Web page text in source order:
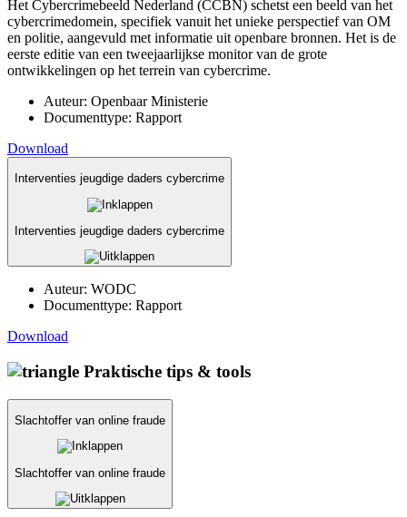
Het Cybercrimebeeld Nederland (CCBN) schetst een beeld van het
cybercrimedomein, specifiek vanuit het unieke perspectief van OM
en politie, aangevuld met informatie uit openbare bronnen. Het is de
eerste editie van een tweejaarlijkse monitor van de grote
ontwikkelingen op het terrein van cybercrime.
Auteur: Openbaar Ministerie
Documenttype: Rapport
Download
Interventies jeugdige daders cybercrime
Interventies jeugdige daders cybercrime
Auteur: WODC
Documenttype: Rapport
Download
Praktische tips & tools
Slachtoffer van online fraude
Slachtoffer van online fraude